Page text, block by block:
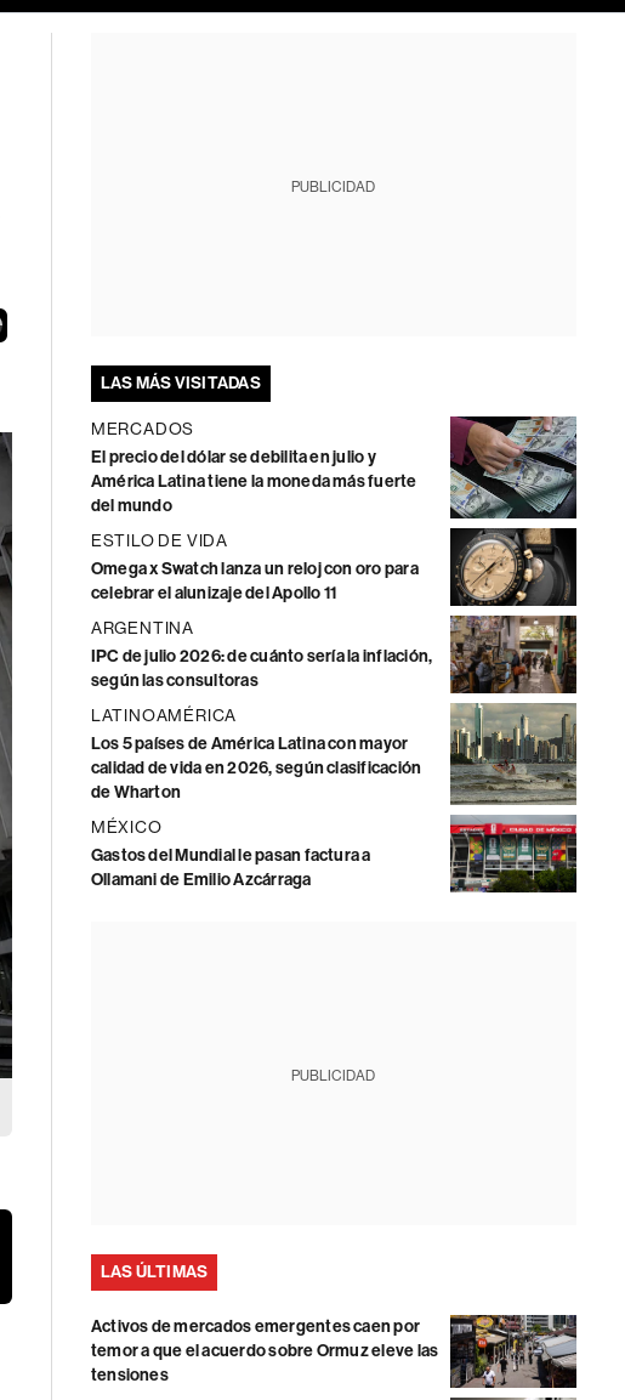
PUBLICIDAD
LAS MÁS VISITADAS
MERCADOS
El precio del dólar se debilita en julio y
América Latina tiene la moneda más fuerte
del mundo
ESTILO DE VIDA
Omega x Swatch lanza un reloj con oro para
celebrar el alunizaje del Apollo 11
ARGENTINA
IPC de julio 2026: de cuánto sería la inflación,
según las consultoras
LATINOAMÉRICA
Los 5 países de América Latina con mayor
calidad de vida en 2026, según clasificación
de Wharton
MÉXICO
Gastos del Mundial le pasan factura a
Ollamani de Emilio Azcárraga
PUBLICIDAD
LAS ÚLTIMAS
Activos de mercados emergentes caen por
temor a que el acuerdo sobre Ormuz eleve las
tensiones